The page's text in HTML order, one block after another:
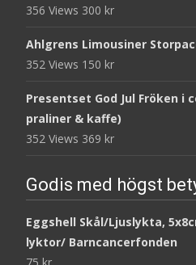
356 Views 300 kr
Ahlgrens Limousiner
352 Views 150 kr
Presentset God Jul Fröken i
praliner & kaffe)
352 Views 369 kr
Godis med högst
Eggshell Skål/Ljuslykta,
lyktor/ Barncancerfonden